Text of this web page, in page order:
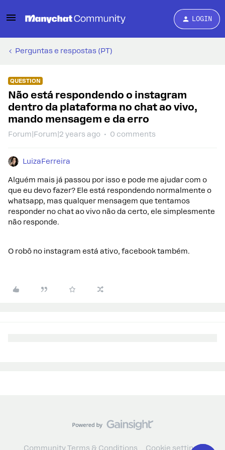
LOGIN
Perguntas e respostas (PT)
QUESTION
Não está respondendo o instagram
dentro da plataforma no chat ao vivo,
mando mensagem e da erro
Forum|Forum|2 years ago 0 comments
LuizaFerreira
Alguém mais já passou por isso e pode me ajudar com o
que eu devo fazer? Ele está respondendo normalmente o
whatsapp, mas qualquer mensagem que tentamos
responder no chat ao vivo não da certo, ele simplesmente
não responde.
O robô no instagram está ativo, facebook também.
Community Terms & Conditions Cookie settings